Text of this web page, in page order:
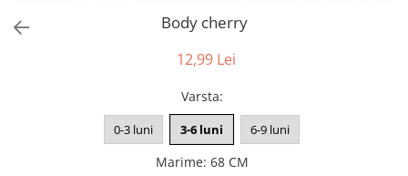
Body cherry
12,99 Lei
Varsta:
0-3 luni 3-6 luni 6-9 luni
Marime: 68 CM